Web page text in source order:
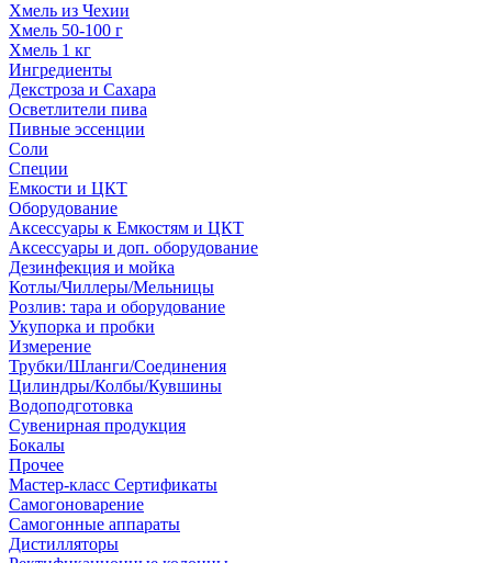
Хмель из Чехии
Хмель 50-100 г
Хмель 1 кг
Ингредиенты
Декстроза и Сахара
Осветлители пива
Пивные эссенции
Соли
Специи
Емкости и ЦКТ
Оборудование
Аксессуары к Емкостям и ЦКТ
Аксессуары и доп. оборудование
Дезинфекция и мойка
Котлы/Чиллеры/Мельницы
Розлив: тара и оборудование
Укупорка и пробки
Измерение
Трубки/Шланги/Соединения
Цилиндры/Колбы/Кувшины
Водоподготовка
Сувенирная продукция
Бокалы
Прочее
Мастер-класс Сертификаты
Самогоноварение
Самогонные аппараты
Дистилляторы